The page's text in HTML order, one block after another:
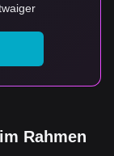
Rahmen